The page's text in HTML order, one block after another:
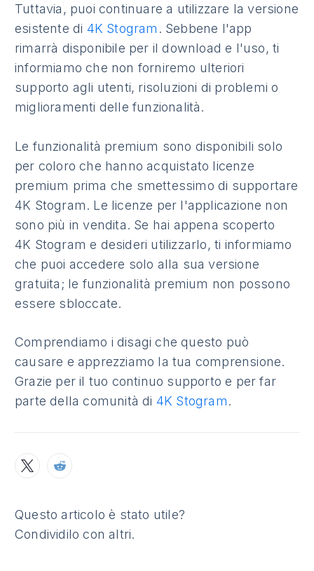
Tuttavia, puoi continuare a utilizzare la versione
esistente di 4K Stogram . Sebbene l'app
rimarrà disponibile per il download e l'uso, ti
informiamo che non forniremo ulteriori
supporto agli utenti, risoluzioni di problemi o
miglioramenti delle funzionalità.
Le funzionalità premium sono disponibili solo
per coloro che hanno acquistato licenze
premium prima che smettessimo di supportare
4K Stogram. Le licenze per l'applicazione non
sono più in vendita. Se hai appena scoperto
4K Stogram e desideri utilizzarlo, ti informiamo
che puoi accedere solo alla sua versione
gratuita; le funzionalità premium non possono
essere sbloccate.
Comprendiamo i disagi che questo può
causare e apprezziamo la tua comprensione.
Grazie per il tuo continuo supporto e per far
parte della comunità di 4K Stogram.
Questo articolo è stato utile?
Condividilo con altri.